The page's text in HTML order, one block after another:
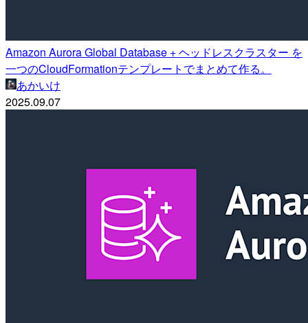
Amazon Aurora Global Database + ヘッドレスクラスター を
一つのCloudFormationテンプレートでまとめて作る。
あかいけ
2025.09.07